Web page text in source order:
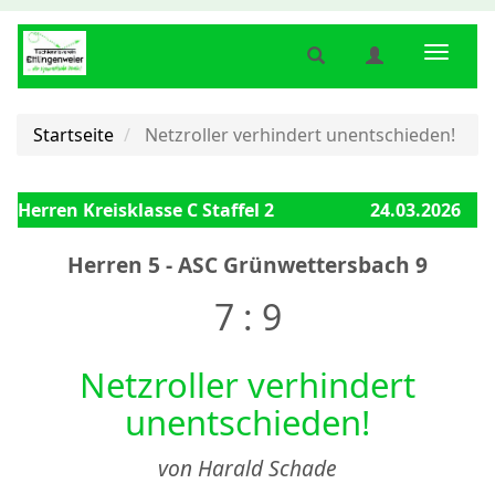
Benutzermenü
verbergen
Suche
verbergen
Startseite Netzroller verhindert unentschieden!
24.03.2026
Herren Kreisklasse C Staffel 2
Herren 5 - ASC Grünwettersbach 9
7 : 9
Netzroller verhindert
unentschieden!
von Harald Schade